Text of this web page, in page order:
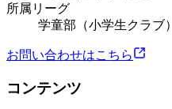
所属リーグ
学童部（小学生クラブ）
お問い合わせはこちら
コンテンツ